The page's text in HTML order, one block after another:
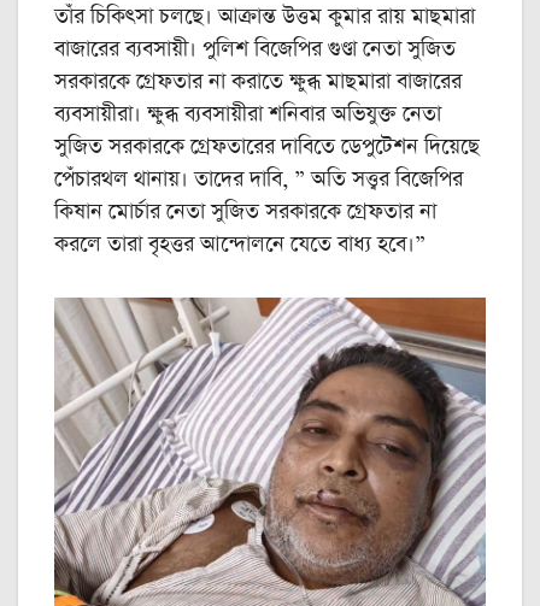
তাঁর চিকিৎসা চলছে। আক্রান্ত উত্তম কুমার রায় মাছমারা
বাজারের ব্যবসায়ী। পুলিশ বিজেপির গুণ্ডা নেতা সুজিত
সরকারকে গ্রেফতার না করাতে ক্ষুব্ধ মাছমারা বাজারের
ব্যবসায়ীরা। ক্ষুব্ধ ব্যবসায়ীরা শনিবার অভিযুক্ত নেতা
সুজিত সরকারকে গ্রেফতারের দাবিতে ডেপুটেশন দিয়েছে
পেঁচারথল থানায়। তাদের দাবি, ” অতি সত্ত্বর বিজেপির
কিষান মোর্চার নেতা সুজিত সরকারকে গ্রেফতার না
করলে তারা বৃহত্তর আন্দোলনে যেতে বাধ্য হবে।”